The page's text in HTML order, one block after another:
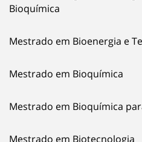
Bioquímica
Mestrado em Bioenergia e
Mestrado em Bioquímica
Mestrado em Bioquímica
Mestrado em Biotecnologia